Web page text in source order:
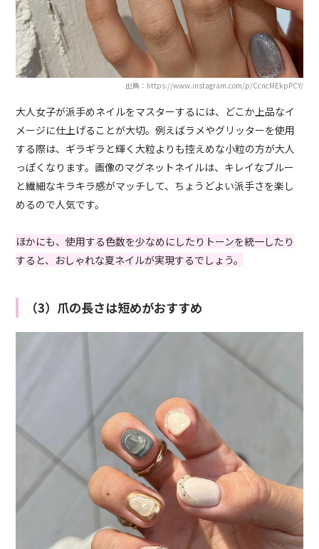
出典：https://www.instagram.com/p/CcncMEkpPCY/
大人女子が派手めネイルをマスターするには、どこか上品なイ
メージに仕上げることが大切。例えばラメやグリッターを使用
する際は、ギラギラと輝く大粒よりも控えめな小粒の方が大人
っぽくなります。画像のマグネットネイルは、キレイなブルー
と繊細なキラキラ感がマッチして、ちょうどよい派手さを楽し
めるので人気です。
ほかにも、使用する色数を少なめにしたりトーンを統一したり
すると、おしゃれな夏ネイルが実現するでしょう。
（3）爪の長さは短めがおすすめ